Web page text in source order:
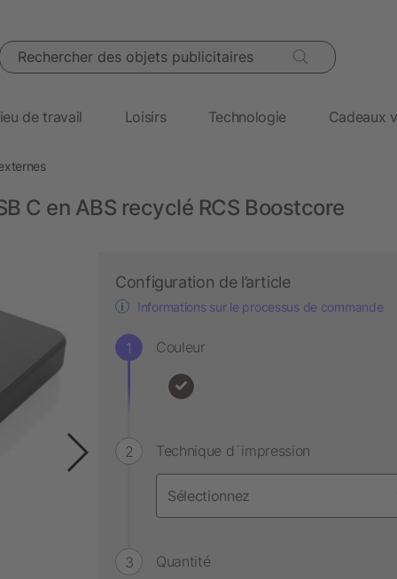
des objets publicitaires
de travail Loisirs Technologie Cadeaux
C en ABS recyclé RCS Boostcore
Configuration de l’article
Informations sur le processus de commande
Couleur
Technique d´impression
Quantité